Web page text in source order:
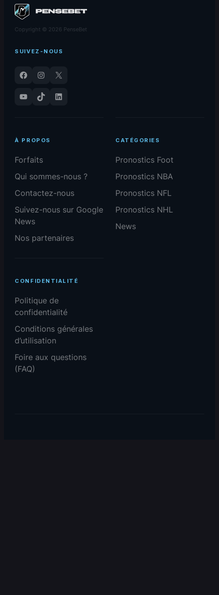
Copyright © 2026 PenseBet
SUIVEZ-NOUS
Facebook Instagram
X
YouTube
TikTok LinkedIn
À PROPOS
Forfaits
Qui sommes-nous ?
Contactez-nous
Suivez-nous sur Google
News
Nos partenaires
CATÉGORIES
Pronostics Foot
Pronostics NBA
Pronostics NFL
Pronostics NHL
News
CONFIDENTIALITÉ
Politique de
confidentialité
Conditions générales
d’utilisation
Foire aux questions
(FAQ)